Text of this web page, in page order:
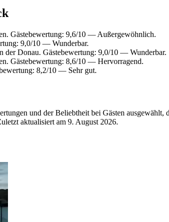
Gästebewertung: 9,6/10 — Außergewöhnlich.
9,0/10 — Wunderbar.
Donau. Gästebewertung: 9,0/10 — Wunderbar.
Gästebewertung: 8,6/10 — Hervorragend.
8,2/10 — Sehr gut.
und der Beliebtheit bei Gästen
aktualisiert am 9. August 2026.